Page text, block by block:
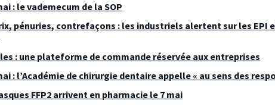
: le vademecum de la SOP
pénuries, contrefaçons : les industriels alertent sur les EPI
: une plateforme de commande réservée aux entreprises
: l’Académie de chirurgie dentaire appelle « au sens des
FFP2 arrivent en pharmacie le 7 mai